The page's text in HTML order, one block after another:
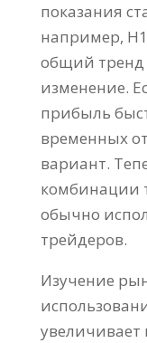
показания
например,
общий тренд
изменение.
прибыль
временных
вариант.
комбинации
обычно
трейдеров.
Изучение